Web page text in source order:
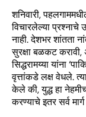
शनिवारी,
विचारलेल्या प्रश्नाचे
नाही. देशभर शांतता
सुरक्षा बळकट
सिद्धरामय्या यांना
वृत्तांकडे लक्ष वेधले.
केले की, युद्ध हा
करण्याचे इतर सर्व